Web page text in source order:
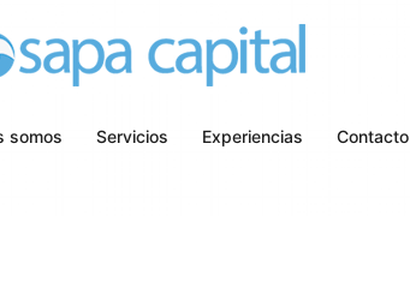
somos Servicios Experiencias Contacto